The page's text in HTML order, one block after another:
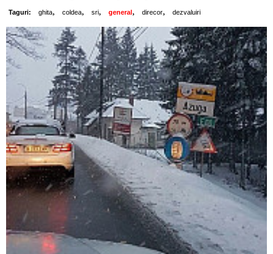
Taguri: ghita, coldea, sri, general , direcor, dezvaluiri